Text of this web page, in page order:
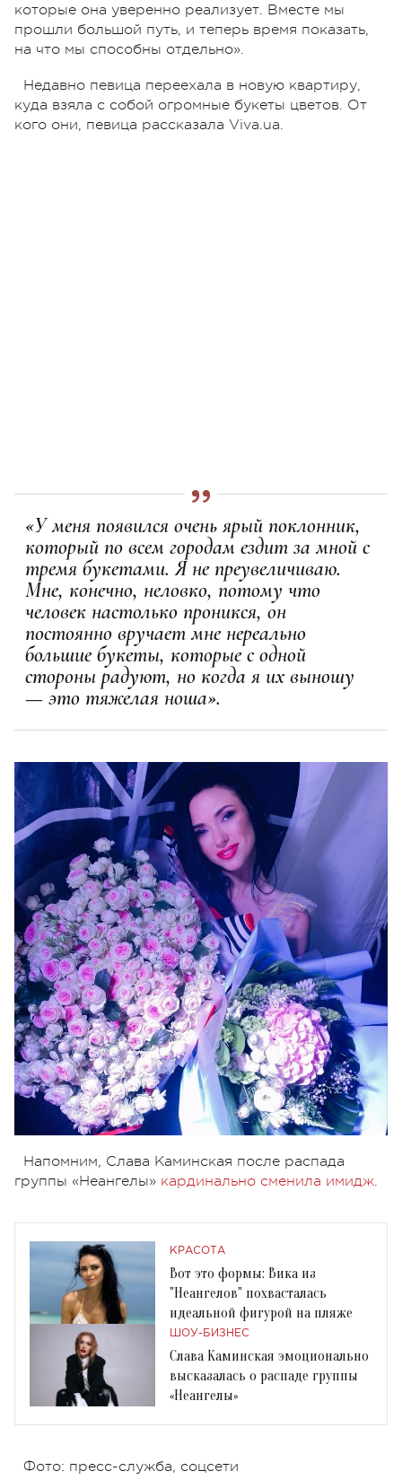
которые она уверенно реализует. Вместе мы
прошли большой путь, и теперь время показать,
на что мы способны отдельно».
Недавно певица переехала в новую квартиру,
куда взяла с собой огромные букеты цветов. От
кого они, певица рассказала Viva.ua.
«У меня появился очень ярый поклонник,
который по всем городам ездит за мной с
тремя букетами. Я не преувеличиваю.
Мне, конечно, неловко, потому что
человек настолько проникся, он
постоянно вручает мне нереально
большие букеты, которые с одной
стороны радуют, но когда я их выношу
— это тяжелая ноша».
Напомним, Слава Каминская после распада
группы «Неангелы» кардинально сменила имидж.
КРАСОТА
Вот это формы: Вика из
"Неангелов" похвасталась
идеальной фигурой на пляже
ШОУ-БИЗНЕС
Слава Каминская эмоционально
высказалась о распаде группы
«Неангелы»
Фото: пресс-служба, соцсети